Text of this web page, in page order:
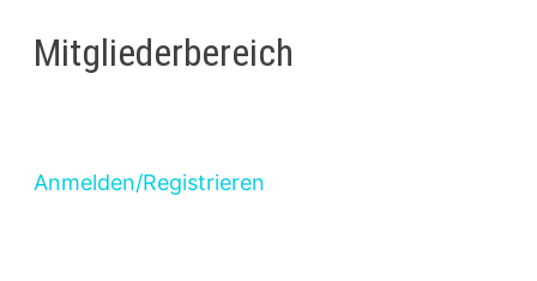
Mitgliederbereich
Anmelden/Registrieren